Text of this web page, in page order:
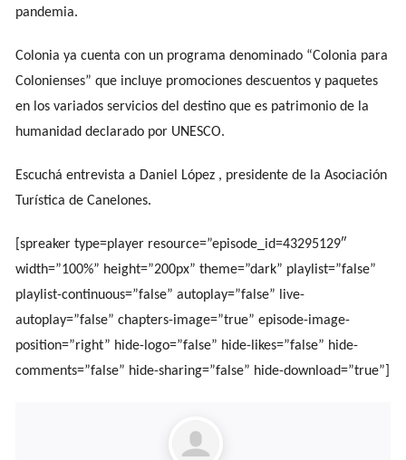
pandemia.
Colonia ya cuenta con un programa denominado “Colonia para
Colonienses” que incluye promociones descuentos y paquetes
en los variados servicios del destino que es patrimonio de la
humanidad declarado por UNESCO.
Escuchá entrevista a Daniel López , presidente de la Asociación
Turística de Canelones.
[spreaker type=player resource=”episode_id=43295129″
width=”100%” height=”200px” theme=”dark” playlist=”false”
playlist-continuous=”false” autoplay=”false” live-
autoplay=”false” chapters-image=”true” episode-image-
position=”right” hide-logo=”false” hide-likes=”false” hide-
comments=”false” hide-sharing=”false” hide-download=”true”]